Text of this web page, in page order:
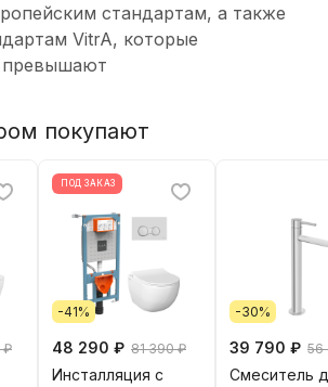
стандартам, а также
VitrA, которые
превышают
покупают
₽
ПОД ЗАКАЗ
-41%
48 290 ₽ 81 390 ₽
Инсталляция с
-30%
39 790 ₽ 56
Смеситель